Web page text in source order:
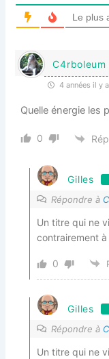
Le plus
C4rboleum
4 années il y a
Quelle énergie les
0
Gilles
Répondre à
Un titre qui ne
contrairement
0
Gilles
Répondre à
Un titre qui ne